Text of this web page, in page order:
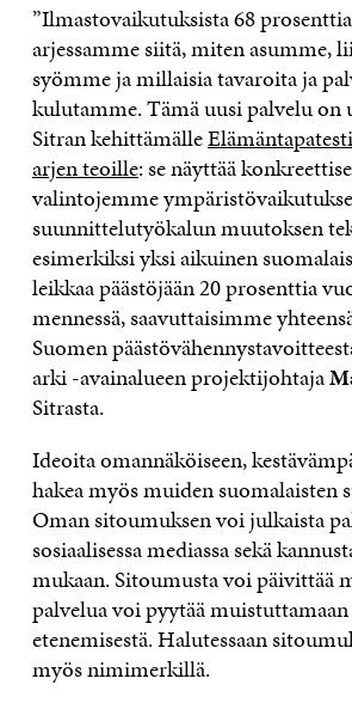
”Ilmastovaikutuksista 68
arjessamme siitä, miten asumme,
syömme ja millaisia tavaroita ja
kulutamme. Tämä uusi palvelu on
Sitran kehittämälle
arjen teoille: se näyttää
valintojemme
suunnittelutyökalun muutoksen
esimerkiksi yksi aikuinen
leikkaa päästöjään 20 prosenttia
mennessä, saavuttaisimme
Suomen
arki -avainalueen projektijohtaja
Sitrasta.
Ideoita omannäköiseen,
hakea myös muiden suomalaisten
Oman sitoumuksen voi julkaista
sosiaalisessa mediassa sekä
mukaan. Sitoumusta voi päivittää
palvelua voi pyytää
etenemisestä. Halutessaan
myös nimimerkillä.